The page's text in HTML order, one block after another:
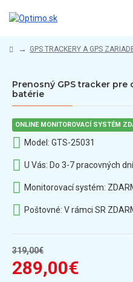
GPS TRACKERY A GPS
Prenosný GPS tracker pre
batérie
ONLINE MONITOROVACÍ SYSTÉM
289,00€
319,00€
Model: GTS-25031
U Vás: Do 3-7 pracovných dní
Monitorovací systém:
Poštovné: V rámci SR